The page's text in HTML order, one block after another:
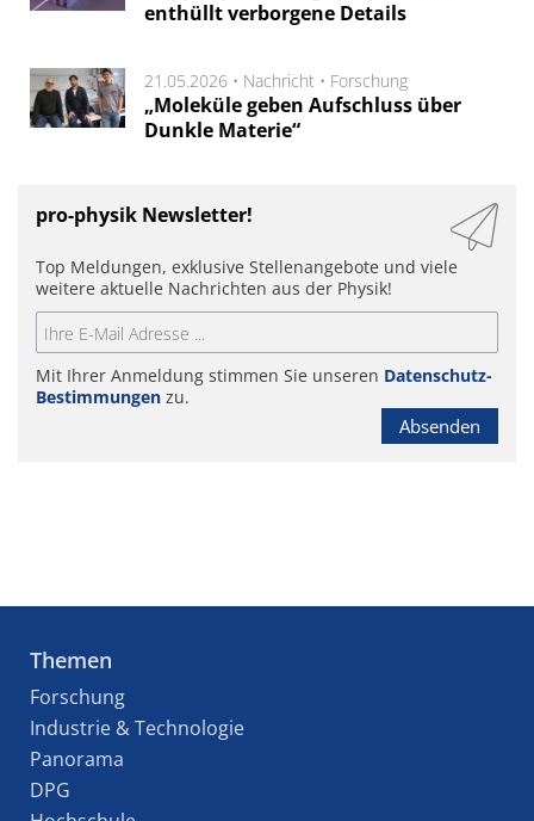
enthüllt verborgene Details
21.05.2026 • Nachricht • Forschung
„Moleküle geben Aufschluss über
Dunkle Materie“
pro-physik Newsletter!
Top Meldungen, exklusive Stellenangebote und viele
weitere aktuelle Nachrichten aus der Physik!
Mit Ihrer Anmeldung stimmen Sie unseren Datenschutz-
Bestimmungen zu.
Absenden
Themen
Forschung
Industrie & Technologie
Panorama
DPG